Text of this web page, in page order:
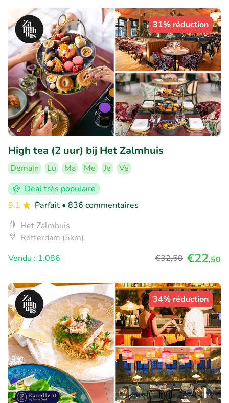
31% réduction
High tea (2 uur) bij Het Zalmhuis
Demain Lu Ma Me Je
Ve
Deal très populaire
9.1
Parfait • 836 commentaires
Het Zalmhuis
Rotterdam (5km)
Vendu : 1.086
€32,50 €22,50
34% réduction